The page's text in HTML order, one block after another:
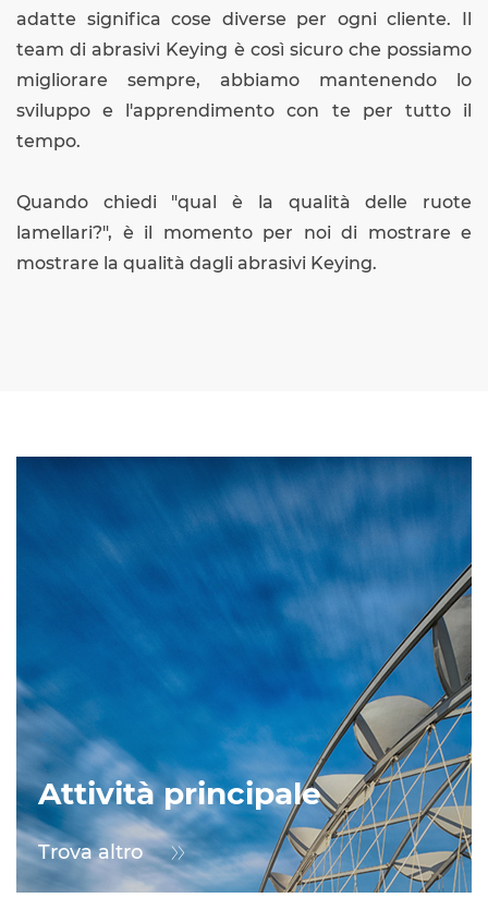
adatte significa cose diverse per ogni cliente. Il
team di abrasivi Keying è così sicuro che possiamo
migliorare sempre, abbiamo mantenendo lo
sviluppo e l'apprendimento con te per tutto il
tempo.
Quando chiedi "qual è la qualità delle ruote
lamellari?", è il momento per noi di mostrare e
mostrare la qualità dagli abrasivi Keying.
Attività principale
Trova altro 